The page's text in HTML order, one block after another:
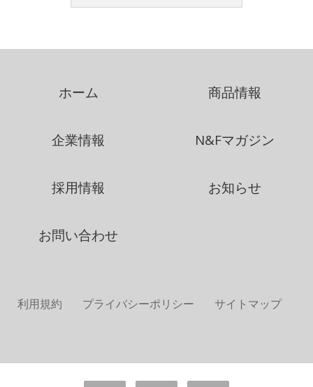
ホーム 商品情報
企業情報 N&Fマガジン
採用情報 お知らせ
お問い合わせ
利用規約 プライバシーポリシー サイトマップ